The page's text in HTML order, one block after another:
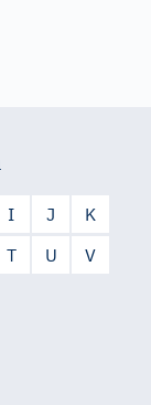
I J
K
T U
V